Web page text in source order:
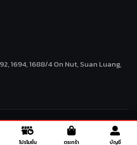
โปรโมชั่น ตระกร้า บัญชี
1694, 1688/4 On Nut, Suan Luang,
MOTO CO., LTD © 2026–SuperBike x
ยนต์ รีวิวรถยนต์ไฟฟ้า ข่าวรถไฟฟ้า ข่าวรถ